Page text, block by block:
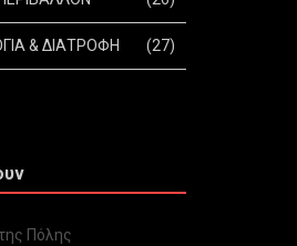
& ΔΙΑΤΡΟΦΗ (27)
Πόλης